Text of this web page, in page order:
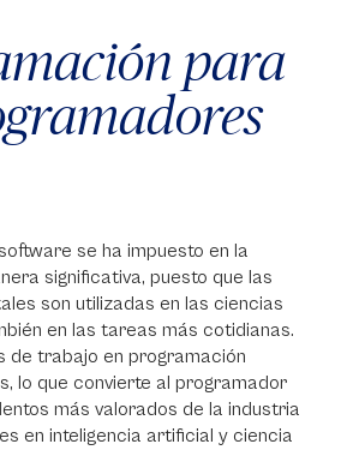
para
se ha impuesto en la
significativa, puesto que las
son utilizadas en las ciencias
en las tareas más cotidianas.
de trabajo en programación
lo que convierte al programador
más valorados de la industria
en inteligencia artificial y ciencia